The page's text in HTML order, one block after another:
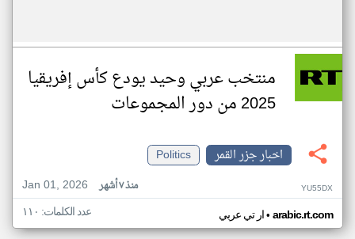
منتخب عربي وحيد يودع كأس إفريقيا
2025 من دور المجموعات
اخبار جزر القمر
Politics
Jan 01, 2026
منذ ٧ أشهر YU55DX
ار تي عربي• arabic.rt.com عدد الكلمات: ١١٠